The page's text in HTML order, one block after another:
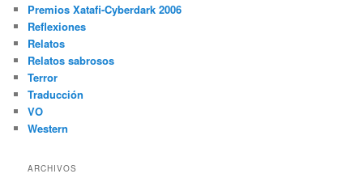
Premios Xatafi-Cyberdark 2006
Reflexiones
Relatos
Relatos sabrosos
Terror
Traducción
VO
Western
ARCHIVOS